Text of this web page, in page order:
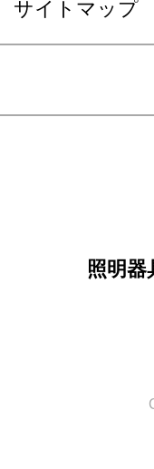
サイトマップ
照明